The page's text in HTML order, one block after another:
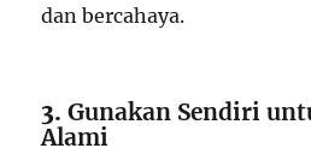
dan bercahaya.
3.Gunakan Sendiri
Alami